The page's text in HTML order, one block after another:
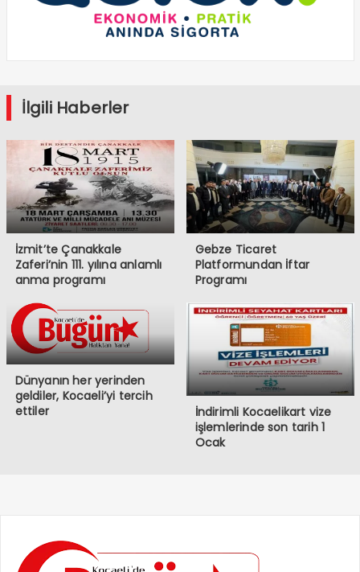
İlgili Haberler
İzmit’te Çanakkale
Zaferi’nin 111. yılına anlamlı
anma programı
Gebze Ticaret
Platformundan İftar
Programı
Dünyanın her yerinden
geldiler, Kocaeli’yi tercih
ettiler
İndirimli Kocaelikart vize
işlemlerinde son tarih 1
Ocak